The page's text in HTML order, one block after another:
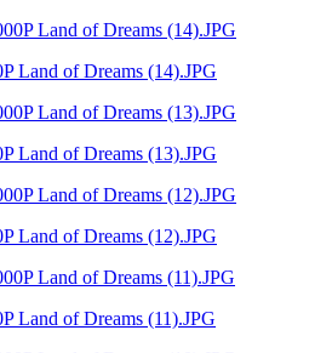
Land of Dreams (14).JPG
Land of Dreams (13).JPG
Land of Dreams (12).JPG
Land of Dreams (11).JPG